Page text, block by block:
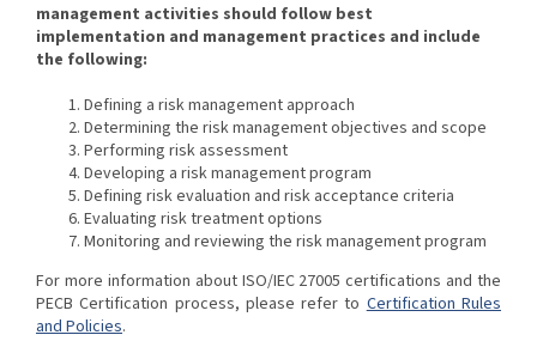
management activities should follow best
implementation and management practices and include
the following:
Defining a risk management approach
Determining the risk management objectives and scope
Performing risk assessment
Developing a risk management program
Defining risk evaluation and risk acceptance criteria
Evaluating risk treatment options
Monitoring and reviewing the risk management program
For more information about ISO/IEC 27005 certifications and the
PECB Certification process, please refer toCertification Rules
and Policies.